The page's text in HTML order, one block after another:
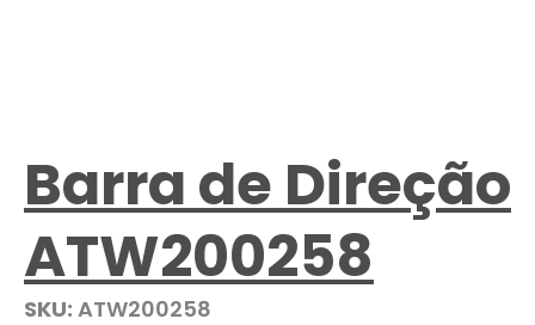
Barra de Direção
ATW200258
SKU: ATW200258